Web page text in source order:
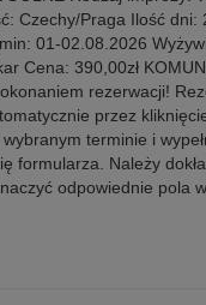
Czechy/Praga Ilość dni:
01-02.08.2026
Cena: 390,00zł
rezerwacji!
przez
wybranym terminie i
formularza. Należy
odpowiednie pola